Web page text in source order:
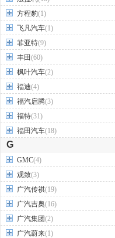
方程豹(1)
飞凡汽车(1)
菲亚特(9)
丰田(60)
枫叶汽车(2)
福迪(4)
福汽启腾(3)
福特(31)
福田汽车(18)
G
GMC(4)
观致(3)
广汽传祺(19)
广汽吉奥(16)
广汽集团(2)
广汽蔚来(1)